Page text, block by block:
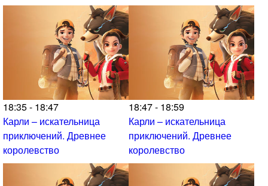
18:35 - 18:47
Карли – искательница
приключений. Древнее
королевство
18:47 - 18:59
Карли – искательница
приключений. Древнее
королевство